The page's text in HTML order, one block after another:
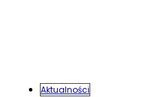
Aktualności